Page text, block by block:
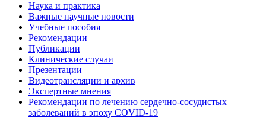
Наука и практика
Важные научные новости
Учебные пособия
Рекомендации
Публикации
Клинические случаи
Презентации
Видеотрансляции и архив
Экспертные мнения
Рекомендации по лечению сердечно-сосудистых
заболеваний в эпоху COVID-19